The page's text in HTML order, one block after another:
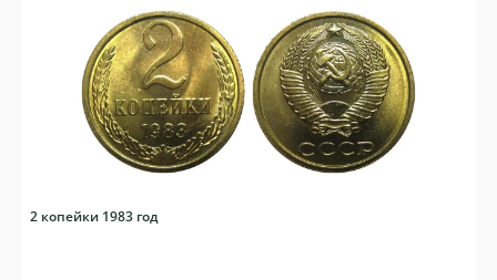
2 копейки 1983 год